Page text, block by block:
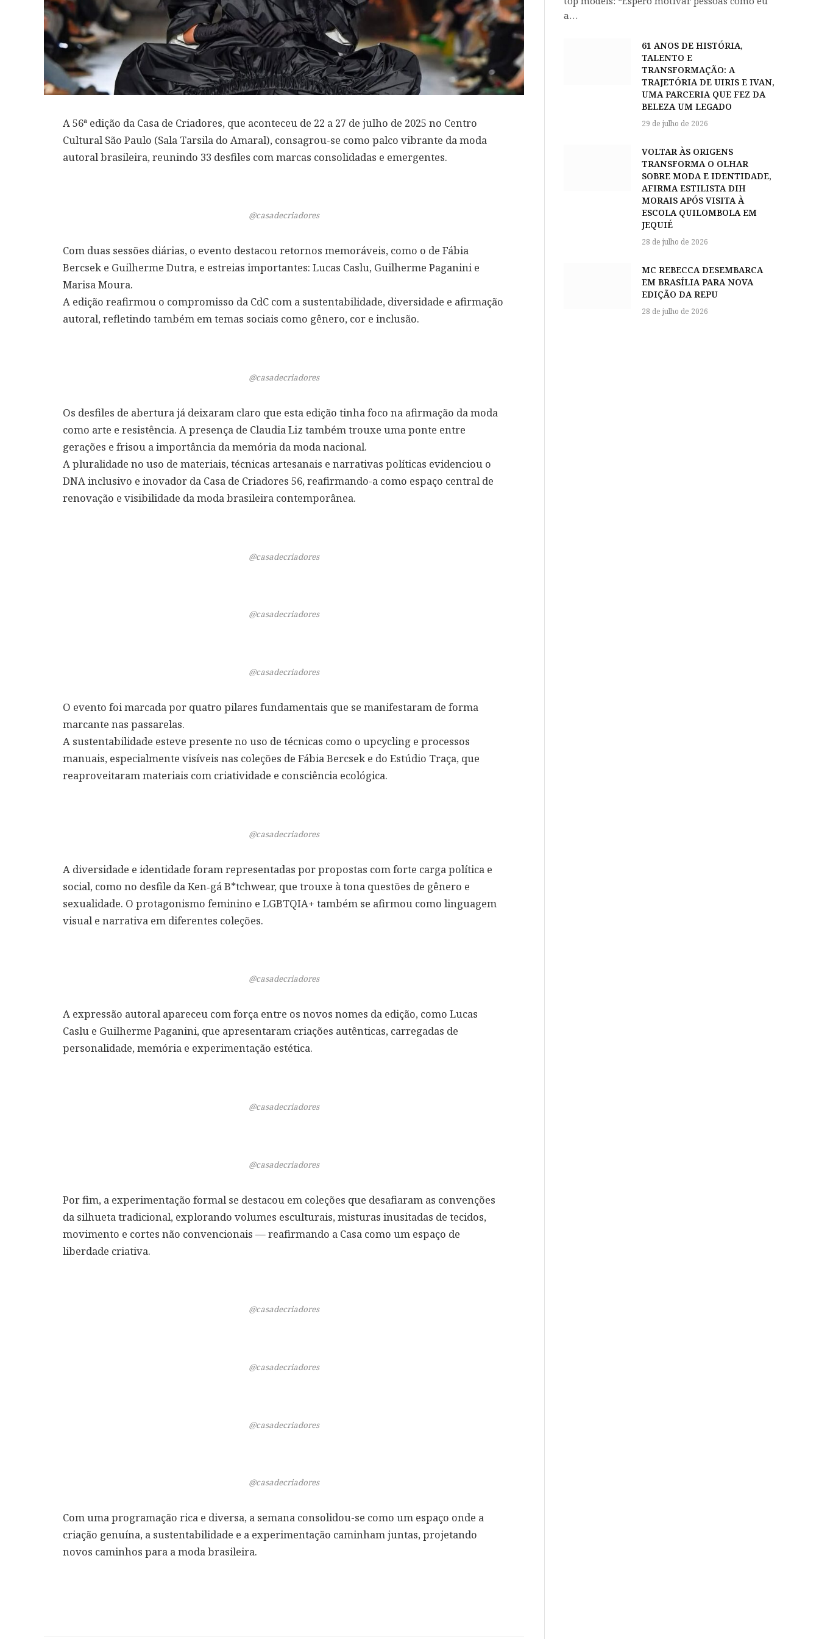
A 56ª edição da Casa de Criadores, que aconteceu de 22 a 27 de julho de 2025 no Centro
Cultural São Paulo (Sala Tarsila do Amaral), consagrou-se como palco vibrante da moda
autoral brasileira, reunindo 33 desfiles com marcas consolidadas e emergentes.
@casadecriadores
Com duas sessões diárias, o evento destacou retornos memoráveis, como o de Fábia
Bercsek e Guilherme Dutra, e estreias importantes: Lucas Caslu, Guilherme Paganini e
Marisa Moura.
A edição reafirmou o compromisso da CdC com a sustentabilidade, diversidade e afirmação
autoral, refletindo também em temas sociais como gênero, cor e inclusão.
@casadecriadores
Os desfiles de abertura já deixaram claro que esta edição tinha foco na afirmação da moda
como arte e resistência. A presença de Claudia Liz também trouxe uma ponte entre
gerações e frisou a importância da memória da moda nacional.
A pluralidade no uso de materiais, técnicas artesanais e narrativas políticas evidenciou o
DNA inclusivo e inovador da Casa de Criadores 56, reafirmando-a como espaço central de
renovação e visibilidade da moda brasileira contemporânea.
@casadecriadores
@casadecriadores
@casadecriadores
O evento foi marcada por quatro pilares fundamentais que se manifestaram de forma
marcante nas passarelas.
A sustentabilidade esteve presente no uso de técnicas como o upcycling e processos
manuais, especialmente visíveis nas coleções de Fábia Bercsek e do Estúdio Traça, que
reaproveitaram materiais com criatividade e consciência ecológica.
@casadecriadores
A diversidade e identidade foram representadas por propostas com forte carga política e
social, como no desfile da Ken‑gá B*tchwear, que trouxe à tona questões de gênero e
sexualidade. O protagonismo feminino e LGBTQIA+ também se afirmou como linguagem
visual e narrativa em diferentes coleções.
@casadecriadores
A expressão autoral apareceu com força entre os novos nomes da edição, como Lucas
Caslu e Guilherme Paganini, que apresentaram criações autênticas, carregadas de
personalidade, memória e experimentação estética.
@casadecriadores
@casadecriadores
Por fim, a experimentação formal se destacou em coleções que desafiaram as convenções
da silhueta tradicional, explorando volumes esculturais, misturas inusitadas de tecidos,
movimento e cortes não convencionais — reafirmando a Casa como um espaço de
liberdade criativa.
@casadecriadores
@casadecriadores
@casadecriadores
@casadecriadores
Com uma programação rica e diversa, a semana consolidou-se como um espaço onde a
criação genuína, a sustentabilidade e a experimentação caminham juntas, projetando
novos caminhos para a moda brasileira.
a…
61 ANOS DE HISTÓRIA,
TALENTO E
TRANSFORMAÇÃO: A
TRAJETÓRIA DE UIRIS E IVAN,
UMA PARCERIA QUE FEZ DA
BELEZA UM LEGADO
29 de julho de 2026
VOLTAR ÀS ORIGENS
TRANSFORMA O OLHAR
SOBRE MODA E IDENTIDADE,
AFIRMA ESTILISTA DIH
MORAIS APÓS VISITA À
ESCOLA QUILOMBOLA EM
JEQUIÉ
28 de julho de 2026
MC REBECCA DESEMBARCA
EM BRASÍLIA PARA NOVA
EDIÇÃO DA REPU
28 de julho de 2026